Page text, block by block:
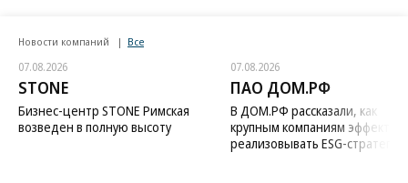
Новости компаний Все
07.08.2026
STONE
Бизнес-центр STONE Римская
возведен в полную высоту
07.08.2026
ПАО ДОМ.РФ
В ДОМ.РФ рассказали, как
крупным компаниям
реализовывать ESG-стратегию